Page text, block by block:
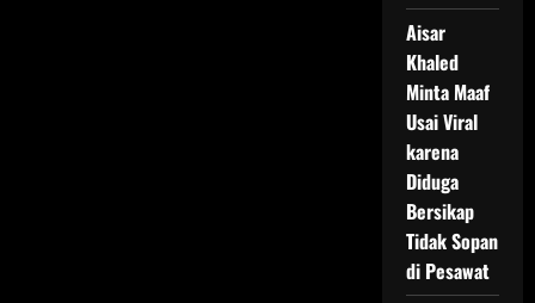
Aisar
Khaled
Minta Maaf
Usai Viral
karena
Diduga
Bersikap
Tidak Sopan
di Pesawat